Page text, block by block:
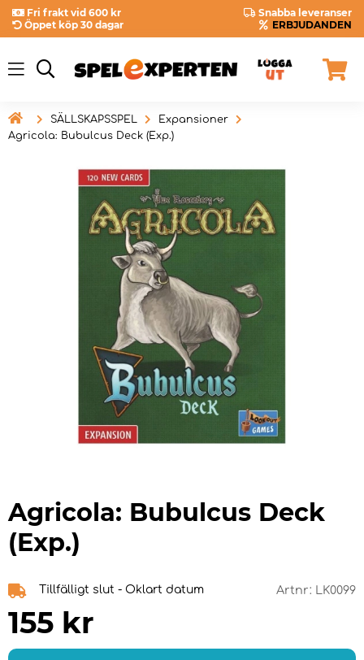
Fri frakt vid 600 kr
Snabba leveranser
Öppet köp 30 dagar
ERBJUDANDEN
 SÄLLSKAPSSPEL
Expansioner
Agricola: Bubulcus Deck (Exp.)
Agricola: Bubulcus Deck
(Exp.)
Tillfälligt slut - Oklart datum Artnr: LK0099
155 kr